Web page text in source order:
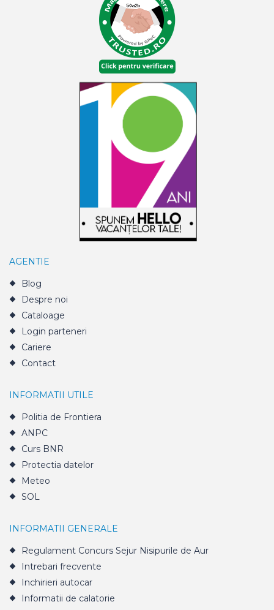
AGENTIE
Blog
Despre noi
Cataloage
Login parteneri
Cariere
Contact
INFORMATII UTILE
Politia de Frontiera
ANPC
Curs BNR
Protectia datelor
Meteo
SOL
INFORMATII GENERALE
Regulament Concurs Sejur Nisipurile de Aur
Intrebari frecvente
Inchirieri autocar
Informatii de calatorie